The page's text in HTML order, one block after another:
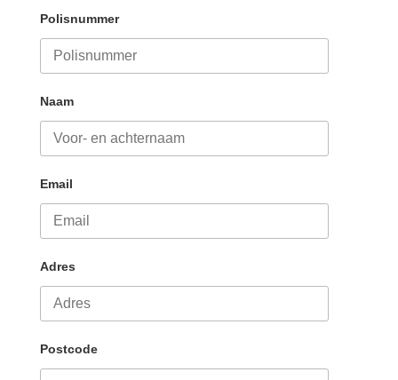
Polisnummer
Naam
Email
Adres
Postcode